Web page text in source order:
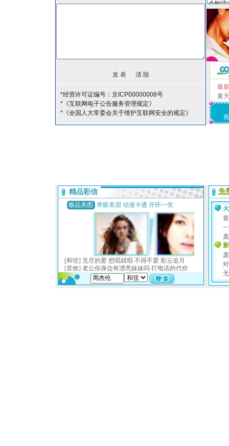
*经营许可证编号：京ICP00000008号
*《互联网电子公告服务管理规定》
*《全国人大常委会关于维护互联网安全的规定》
最
夏